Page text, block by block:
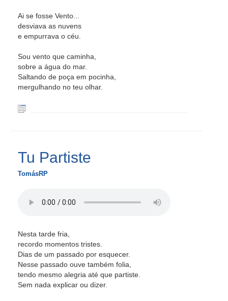
Ai se fosse Vento...
desviava as nuvens
e empurrava o céu.
Sou vento que caminha,
sobre a água do mar.
Saltando de poça em pocinha,
mergulhando no teu olhar.
Tu Partiste
TomásRP
Nesta tarde fria,
recordo momentos tristes.
Dias de um passado por esquecer.
Nesse passado ouve também folia,
tendo mesmo alegria até que partiste.
Sem nada explicar ou dizer.